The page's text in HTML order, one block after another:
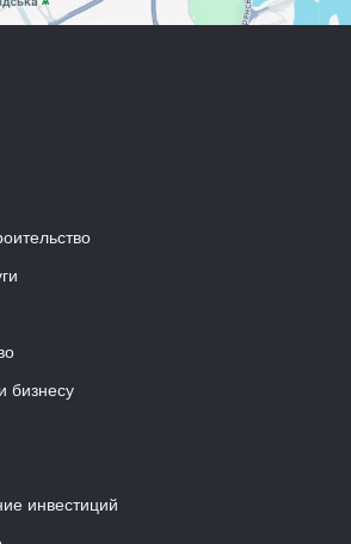
бизнесу
инвестиций